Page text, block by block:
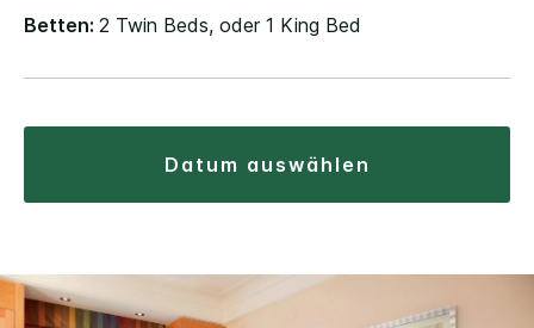
Betten: 2 Twin Beds, oder 1 King Bed
datum auswählen